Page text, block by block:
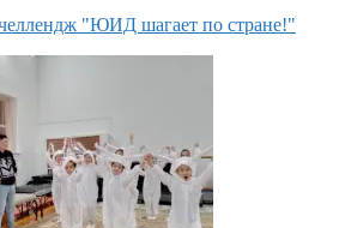
"ЮИД шагает по стране!"